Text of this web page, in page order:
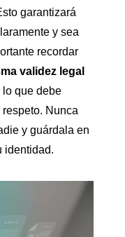
garantizará
y sea
recordar
validez legal
lo que debe
Nunca
y guárdala en
identidad.